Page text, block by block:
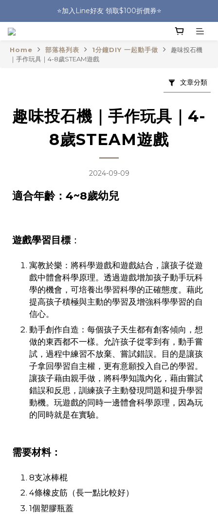
🎒HUGGER實體門市~實背才知道🎒
⭐️加入Line好友 領取$100折價券⭐️
🎒HUGGER實體門市~實背才知道🎒
Home 部落格列表 1分鐘DIY 一起動手做
趣味投石機
｜手作玩具｜4-8歲STEAM遊戲
文章分類
趣味投石機｜手作玩具｜4-
8歲STEAM遊戲
2024-09-09
適合年齡：4~8歲幼兒
遊戲學習目標 ：
寓教於樂：將科學遊戲和遊戲結合，讓孩子從遊
戲中體會科學原理。透過遊戲增加孩子動手玩科
學的機會，可培養出學習科學的正確態度。藉此
提高孩子積極與主動的學習及增強科學學習的自
信心。
動手創作自造：每個孩子天生都有創客傾向，想
做的東西都不一樣。允許孩子從零到有，動手嘗
試，過程中練習不放棄、嘗試錯誤。目的是讓孩
子拿回學習自主權，更有意願投入自己的學習。
讓孩子藉由親手做，將科學知識內化，藉由嘗試
錯誤和反思，訓練孩子主動發現問題和提升學習
動機。玩遊戲的同時一邊體會科學原理，因為玩
的同時就是在實驗。
需要材料：
8支冰棒棍
4條橡皮筋（長一點比較好）
1個塑膠瓶蓋